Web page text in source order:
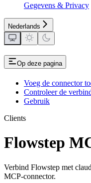
Gegevens & Privacy
Nederlands
Op deze pagina
Voeg de connector
Controleer de
Gebruik
Clients
Flowstep
Verbind Flowstep met
MCP-connector.